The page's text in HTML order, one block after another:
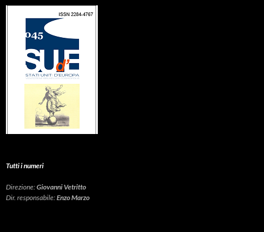
Tutti i numeri
Direzione:Giovanni Vetritto
Dir. responsabile:Enzo Marzo